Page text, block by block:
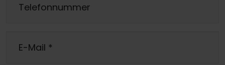
Telefonnummer
E-Mail *